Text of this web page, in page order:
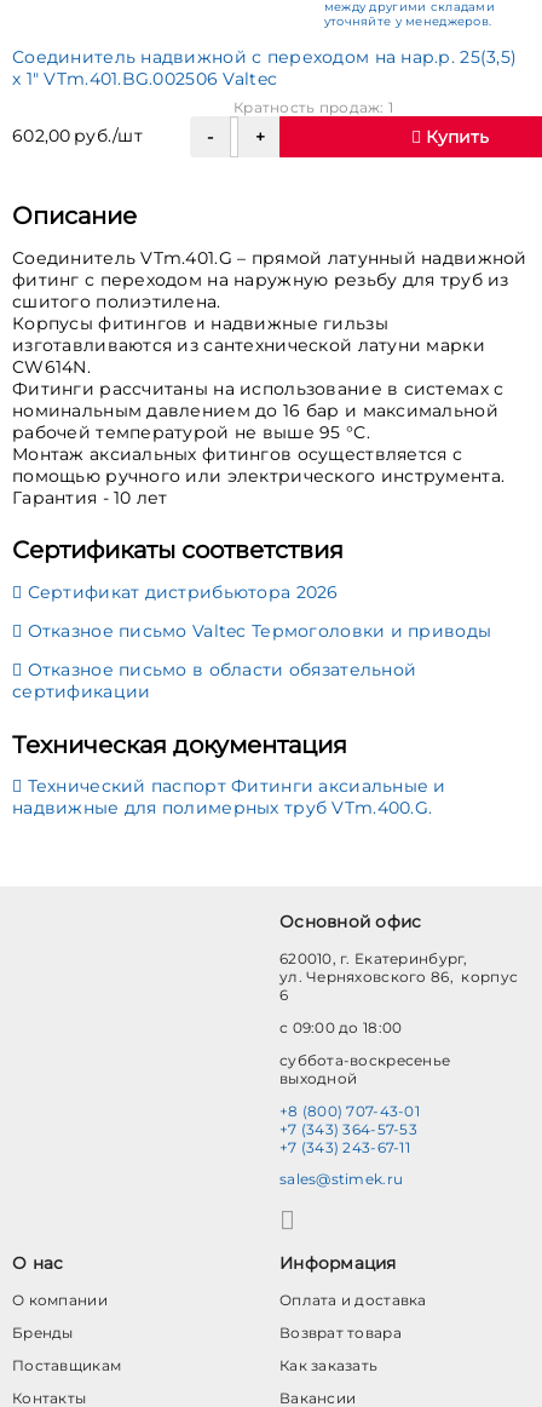
между другими складами
уточняйте у менеджеров.
Соединитель надвижной с переходом на нар.р. 25(3,5)
х 1" VTm.401.BG.002506 Valtec
602,00 руб./шт
Кратность продаж: 1
Купить
Описание
Соединитель VTm.401.G – прямой латунный надвижной
фитинг с переходом на наружную резьбу для труб из
сшитого полиэтилена.
Корпусы фитингов и надвижные гильзы
изготавливаются из сантехнической латуни марки
CW614N.
Фитинги рассчитаны на использование в системах с
номинальным давлением до 16 бар и максимальной
рабочей температурой не выше 95 °С.
Монтаж аксиальных фитингов осуществляется с
помощью ручного или электрического инструмента.
Гарантия - 10 лет
Сертификаты соответствия
Сертификат дистрибьютора 2026
Отказное письмо Valtec Термоголовки и приводы
Отказное письмо в области обязательной
сертификации
Техническая документация
Технический паспорт Фитинги аксиальные и
надвижные для полимерных труб VTm.400.G.
Основной офис
620010, г. Екатеринбург,
ул. Черняховского 86, корпус
6
с 09:00 до 18:00
суббота-воскресенье
выходной
+8 (800) 707-43-01
+7 (343) 364-57-53
+7 (343) 243-67-11
sales@stimek.ru
О нас
О компании
Бренды
Поставщикам
Контакты
Информация
Оплата и доставка
Возврат товара
Как заказать
Вакансии